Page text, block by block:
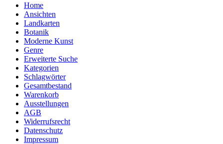
Home
Ansichten
Landkarten
Botanik
Moderne Kunst
Genre
Erweiterte Suche
Kategorien
Schlagwörter
Gesamtbestand
Warenkorb
Ausstellungen
AGB
Widerrufsrecht
Datenschutz
Impressum